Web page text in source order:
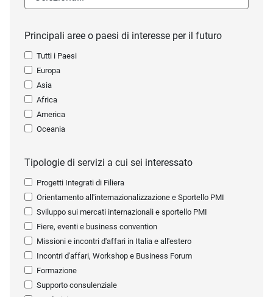
Principali aree o paesi di interesse per il futuro
Tutti i Paesi
Europa
Asia
Africa
America
Oceania
Tipologie di servizi a cui sei interessato
Progetti Integrati di Filiera
Orientamento all'internazionalizzazione e Sportello PMI
Sviluppo sui mercati internazionali e sportello PMI
Fiere, eventi e business convention
Missioni e incontri d'affari in Italia e all'estero
Incontri d'affari, Workshop e Business Forum
Formazione
Supporto consulenziale